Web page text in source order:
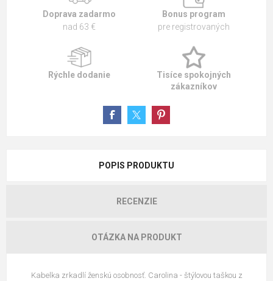
Doprava zadarmo
nad 63 €
Bonus program
pre registrovaných
Rýchle dodanie
Tisíce spokojných
zákazníkov
POPIS PRODUKTU
RECENZIE
OTÁZKA NA PRODUKT
Kabelka zrkadlí ženskú osobnosť. Carolina - štýlovou taškou z